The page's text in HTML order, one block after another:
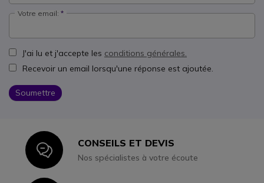
Votre email:
J'ai lu et j'accepte les conditions générales.
Recevoir un email lorsqu'une réponse est ajoutée.
Soumettre
IconCONSEILS ET DEVIS
Nos spécialistes à votre écoute